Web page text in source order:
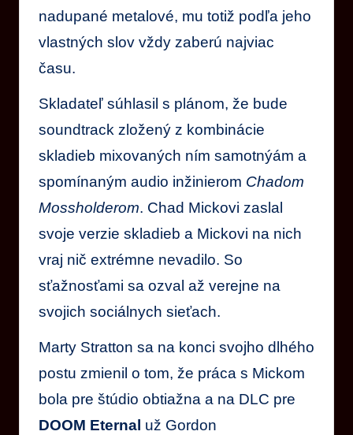
nadupané metalové, mu totiž podľa jeho
vlastných slov vždy zaberú najviac
času.
Skladateľ súhlasil s plánom, že bude
soundtrack zložený z kombinácie
skladieb mixovaných ním samotnýám a
spomínaným audio inžinierom Chadom
Mossholderom. Chad Mickovi zaslal
svoje verzie skladieb a Mickovi na nich
vraj nič extrémne nevadilo. So
sťažnosťami sa ozval až verejne na
svojich sociálnych sieťach.
Marty Stratton sa na konci svojho dlhého
postu zmienil o tom, že práca s Mickom
bola pre štúdio obtiažna a na DLC pre
DOOM Eternal už Gordon